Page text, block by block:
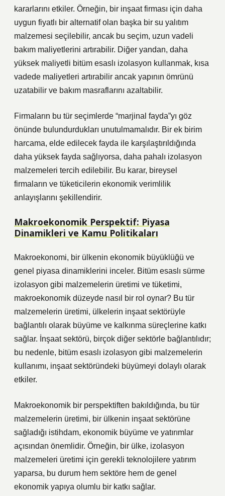
kararlarını etkiler. Örneğin, bir inşaat firması için daha
uygun fiyatlı bir alternatif olan başka bir su yalıtım
malzemesi seçilebilir, ancak bu seçim, uzun vadeli
bakım maliyetlerini artırabilir. Diğer yandan, daha
yüksek maliyetli bitüm esaslı izolasyon kullanmak, kısa
vadede maliyetleri artırabilir ancak yapının ömrünü
uzatabilir ve bakım masraflarını azaltabilir.
Firmaların bu tür seçimlerde “marjinal fayda”yı göz
önünde bulundurdukları unutulmamalıdır. Bir ek birim
harcama, elde edilecek fayda ile karşılaştırıldığında
daha yüksek fayda sağlıyorsa, daha pahalı izolasyon
malzemeleri tercih edilebilir. Bu karar, bireysel
firmaların ve tüketicilerin ekonomik verimlilik
anlayışlarını şekillendirir.
Makroekonomik Perspektif: Piyasa
Dinamikleri ve Kamu Politikaları
Makroekonomi, bir ülkenin ekonomik büyüklüğü ve
genel piyasa dinamiklerini inceler. Bitüm esaslı sürme
izolasyon gibi malzemelerin üretimi ve tüketimi,
makroekonomik düzeyde nasıl bir rol oynar? Bu tür
malzemelerin üretimi, ülkelerin inşaat sektörüyle
bağlantılı olarak büyüme ve kalkınma süreçlerine katkı
sağlar. İnşaat sektörü, birçok diğer sektörle bağlantılıdır;
bu nedenle, bitüm esaslı izolasyon gibi malzemelerin
kullanımı, inşaat sektöründeki büyümeyi dolaylı olarak
etkiler.
Makroekonomik bir perspektiften bakıldığında, bu tür
malzemelerin üretimi, bir ülkenin inşaat sektörüne
sağladığı istihdam, ekonomik büyüme ve yatırımlar
açısından önemlidir. Örneğin, bir ülke, izolasyon
malzemeleri üretimi için gerekli teknolojilere yatırım
yaparsa, bu durum hem sektöre hem de genel
ekonomik yapıya olumlu bir katkı sağlar.